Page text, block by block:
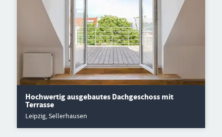
Hochwertig ausgebautes Dachgeschoss mit
Terrasse
Leipzig, Sellerhausen